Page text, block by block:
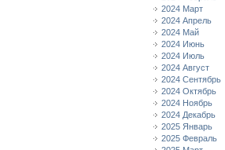
2024 Март
2024 Апрель
2024 Май
2024 Июнь
2024 Июль
2024 Август
2024 Сентябрь
2024 Октябрь
2024 Ноябрь
2024 Декабрь
2025 Январь
2025 Февраль